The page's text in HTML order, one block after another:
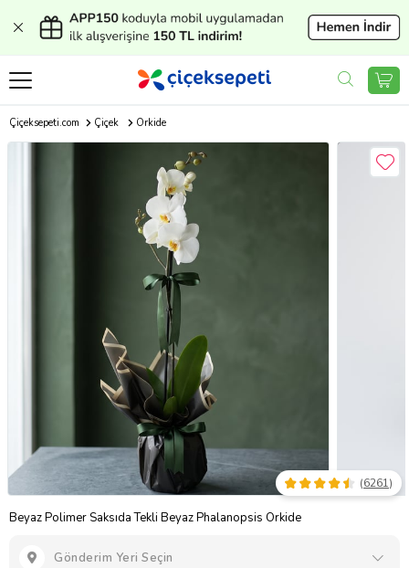
Çiçeksepeti.com Çiçek Orkide
Beyaz Polimer Saksıda Tekli Beyaz Phalanopsis Orkide
(6261)
Gönderim Yeri Seçin